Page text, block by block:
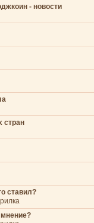
- новости
стран
ставил?
мнение?